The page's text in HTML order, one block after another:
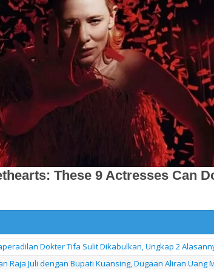
Dokter Tifa Sulit Dikabulkan, Ungkap 2
Raja Juli dengan Bupati Kuansing, Dugaan Aliran Uang